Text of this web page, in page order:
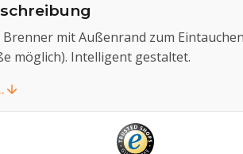
mit Außenrand zum
möglich). Intelligent gestaltet.